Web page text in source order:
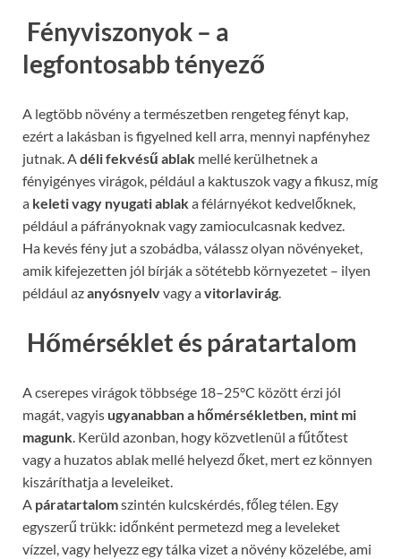
️ Fényviszonyok – a
legfontosabb tényező
A legtöbb növény a természetben rengeteg fényt kap,
ezért a lakásban is figyelned kell arra, mennyi napfényhez
jutnak. Adéli fekvésű ablak mellé kerülhetnek a
fényigényes virágok, például a kaktuszok vagy a fikusz, míg
a keleti vagy nyugati ablaka félárnyékot kedvelőknek,
például a páfrányoknak vagy zamioculcasnak kedvez.
Ha kevés fény jut a szobádba, válassz olyan növényeket,
amik kifejezetten jól bírják a sötétebb környezetet – ilyen
például azanyósnyelvvagy avitorlavirág.
️ Hőmérséklet és páratartalom
A cserepes virágok többsége 18–25°C között érzi jól
magát, vagyis ugyanabban a hőmérsékletben, mint mi
magunk. Kerüld azonban, hogy közvetlenül a fűtőtest
vagy a huzatos ablak mellé helyezd őket, mert ez könnyen
kiszáríthatja a leveleiket.
A páratartalomszintén kulcskérdés, főleg télen. Egy
egyszerű trükk: időnként permetezd meg a leveleket
vízzel, vagy helyezz egy tálka vizet a növény közelébe, ami